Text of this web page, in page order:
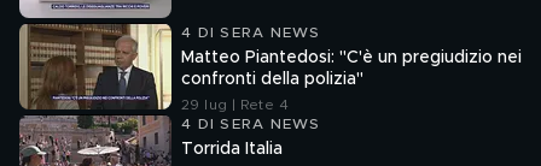
4 DI SERA NEWS
Matteo Piantedosi: "C'è un pregiudizio nei
confronti della polizia"
29 lug | Rete 4
4 DI SERA NEWS
Torrida Italia